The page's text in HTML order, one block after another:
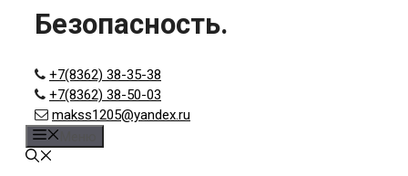
Безопасность.
+7(8362) 38-35-38
+7(8362) 38-50-03
makss1205@yandex.ru